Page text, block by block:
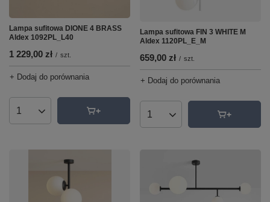
Lampa sufitowa DIONE 4 BRASS
Aldex 1092PL_L40
1 229,00 zł / szt.
+ Dodaj do porównania
Ilość produktów
Lampa sufitowa FIN 3 WHITE M
Aldex 1120PL_E_M
659,00 zł / szt.
+ Dodaj do porównania
Ilość produktów